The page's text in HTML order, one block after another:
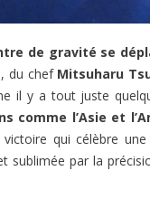
de gravité se
du chef Mitsuharu
il y a tout juste
comme l’Asie et
qui célèbre
sublimée par la